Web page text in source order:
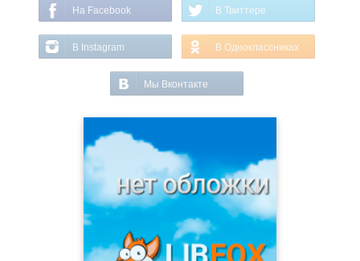
На Facebook В Твиттере
В Instagram В Одноклассниках
Мы Вконтакте